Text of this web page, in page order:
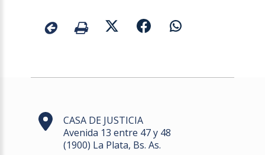
CASA DE JUSTICIA
Avenida 13 entre 47 y 48
(1900) La Plata, Bs. As.